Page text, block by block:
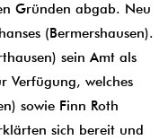
Gründen abgab. Neu
(Bermershausen).
sein Amt als
Verfügung, welches
sowie Finn Roth
sich bereit und